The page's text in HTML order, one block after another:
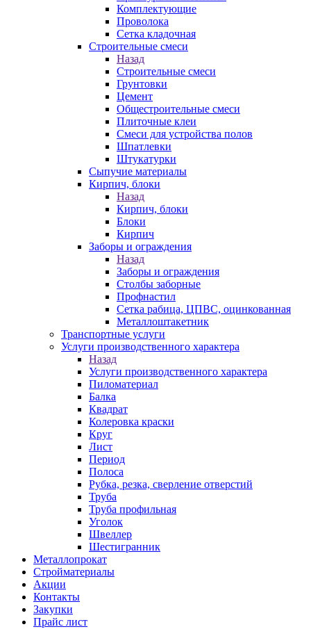
Комплектующие
Проволока
Сетка кладочная
Строительные смеси
Назад
Строительные смеси
Грунтовки
Цемент
Общестроительные смеси
Плиточные клеи
Смеси для устройства полов
Шпатлевки
Штукатурки
Сыпучие материалы
Кирпич, блоки
Назад
Кирпич, блоки
Блоки
Кирпич
Заборы и ограждения
Назад
Заборы и ограждения
Столбы заборные
Профнастил
Сетка рабица, ЦПВС, оцинкованная
Металлоштакетник
Транспортные услуги
Услуги производственного характера
Назад
Услуги производственного характера
Пиломатериал
Балка
Квадрат
Колеровка краски
Круг
Лист
Период
Полоса
Рубка, резка, сверление отверстий
Труба
Труба профильная
Уголок
Швеллер
Шестигранник
Металлопрокат
Стройматериалы
Акции
Контакты
Закупки
Прайс лист